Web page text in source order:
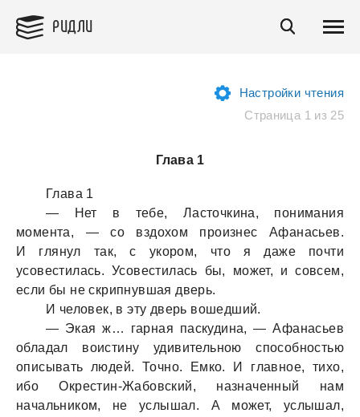
РИДЛИ
Настройки чтения
Страница 1 из 25
Глава 1
Глава 1
— Нет в тебе, Ласточкина, понимания
момента, — со вздохом произнес Афанасьев.
И глянул так, с укором, что я даже почти
усовестилась. Усовестилась бы, может, и совсем,
если бы не скрипнувшая дверь.
И человек, в эту дверь вошедший.
— Экая ж… гарная паскудина, — Афанасьев
обладал воистину удивительною способностью
описывать людей. Точно. Емко. И главное, тихо,
ибо Окрестин-Жабовский, назначенный нам
начальником, не услышал. А может, услышал,